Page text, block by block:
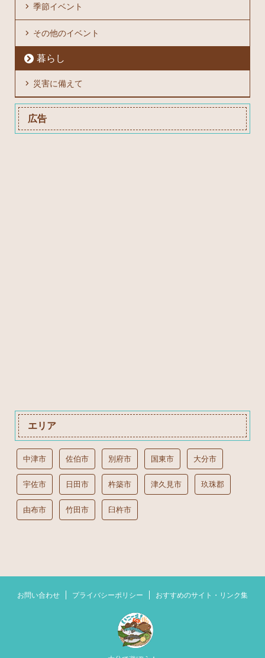
季節イベント
その他のイベント
暮らし
災害に備えて
広告
エリア
中津市 佐伯市 別府市 国東市 大分市
宇佐市 日田市 杵築市 津久見市 玖珠郡
由布市 竹田市 臼杵市
お問い合わせ プライバシーポリシー おすすめのサイト・リンク集